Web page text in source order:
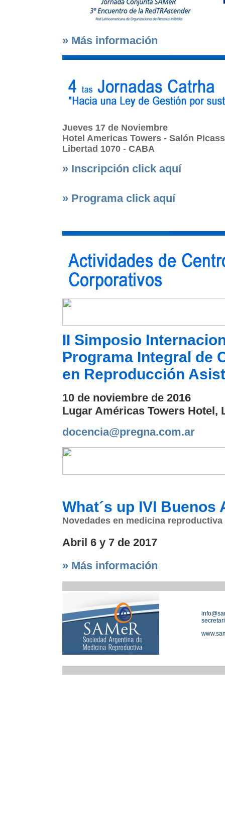
» Más información
Jueves 17 de Noviembre
Hotel Americas Towers - Salón
Libertad 1070 - CABA
» Inscripción click aquí
» Programa click aquí
II Simposio
Programa Integral de
en Reproducción
10 de noviembre de 2016
Lugar Américas Towers Hotel,
docencia@pregna.com.ar
What´s up IVI Buenos
Novedades en medicina reproductiva
Abril 6 y 7 de 2017
» Más información